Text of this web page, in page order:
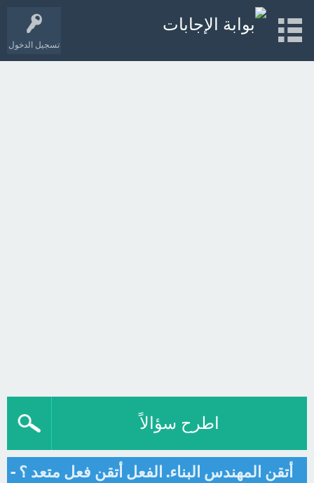
تسجيل الدخول
اطرح سؤالاً
أتقن المهندس البناء. الفعل أتقن فعل متعد ؟ -